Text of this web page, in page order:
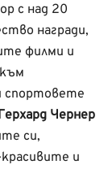
с над 20
награди,
филми и
спортовете
Чернер
си,
и